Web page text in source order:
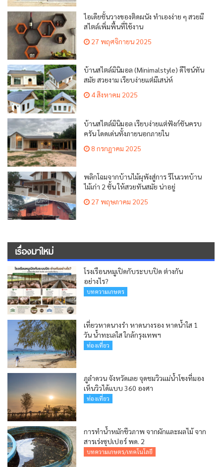
ไอเดียชั้นวางของติดผนัง ทำเองง่าย ๆ สวยมี
สไตล์เพิ่มพื้นที่ใช้งาน
27 พฤศจิกายน 2025
บ้านสไตล์มินิมอล (Minimalstyle) ดีไซน์ทัน
สมัย สวยงาม เรียบง่ายแต่มีเสน่ห์
4 สิงหาคม 2025
บ้านสไตล์มินิมอล เรียบง่ายแต่ฟังก์ชันครบ
ครัน โดดเด่นทั้งภายนอกภายใน
8 กรกฎาคม 2025
พลิกโฉมจากบ้านไม้ผุพังสู่การ รีโนเวทบ้าน
ไม้เก่า 2 ชั้น ให้สวยทันสมัย น่าอยู่
27 พฤษภาคม 2025
เรื่องมาใหม่
โรงเรือนหมูเปิดกับระบบปิด ต่างกัน
อย่างไร?
บทความเกษตร
เที่ยวหาดนางรำ หาดนางรอง หาดน้ำใส 1
วัน น้ำทะเลใส ใกล้กรุงเทพฯ
ท่องเที่ยว
ภูลำดวน จังหวัดเลย จุดชมวิวแม่น้ำโขงที่มอง
เห็นวิวได้แบบ 360 องศา
ท่องเที่ยว
การทำน้ำหมักชีวภาพ จากผักและผลไม้ จาก
สารเร่งซุปเปอร์ พด. 2
บทความเกษตร/เทคโนโลยี